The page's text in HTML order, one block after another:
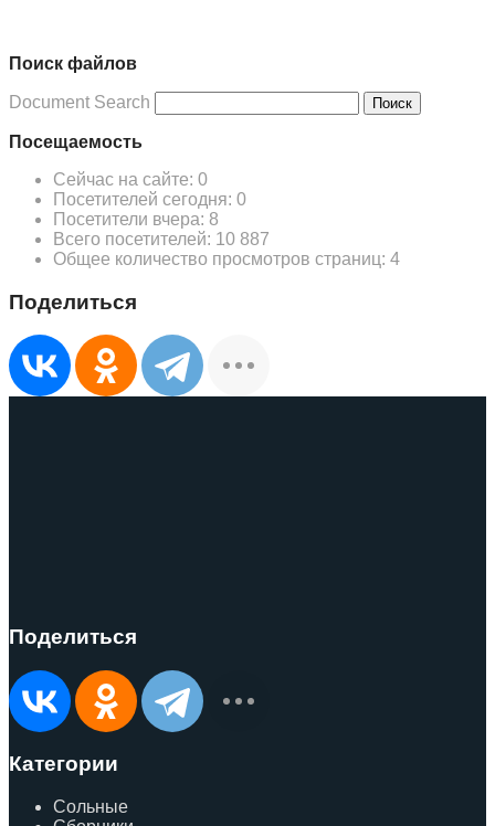
Поиск файлов
Document Search Поиск
Посещаемость
Сейчас на сайте: 0
Посетителей сегодня: 0
Посетители вчера: 8
Всего посетителей: 10 887
Общее количество просмотров страниц: 4
Поделиться
Поделиться
Категории
Сольные